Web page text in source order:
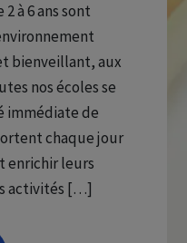
à 6 ans sont
bienveillant, aux
nos écoles se
immédiate de
chaque jour
enrichir leurs
activités […]